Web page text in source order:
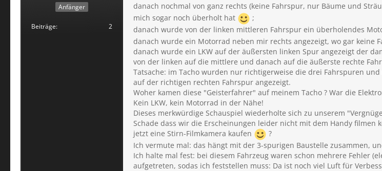
Anfänger
Beiträge 2
danach nochmal von ganz rechts (keine Fahrspur, nur Bäume und
mich sogar noch überholt hat
;
danach wurde von der linken mittleren Fahrspur ein überholendes
danach wurde ein Motorrad neben mir rechts angezeigt, wo gar keine
danach wurde ein LKW auf der äußersten linken Spur angezeigt der
von der linken auf die mittlere und danach auf die äußerste rechte
Tatsache: im Tacho wurden nur richtigerweise die drei Fahrspuren und
auf der richtigen rechten Fahrspur angezeigt.
Woher kamen diese "Geisterfahrer" auf meinem Tacho ? War die
Kein LKW, kein Motorrad in der Nähe!
Dieses merkwürdige Schauspiel wiederholte sich zu unserem
Schade dass wir die Erscheinungen leider nicht mit dem Handy
jetzt eine Stirn-Filmkamera kaufen
?
Ich vermute mal: das hängt mit der 3-spurigen Baustelle zusammen,
Ich halte mal fest: bei diesem Fahrzeug waren schon mehrere Fehler
aufgetreten, sodas ich feststellen muss: Da ist noch viel Luft für